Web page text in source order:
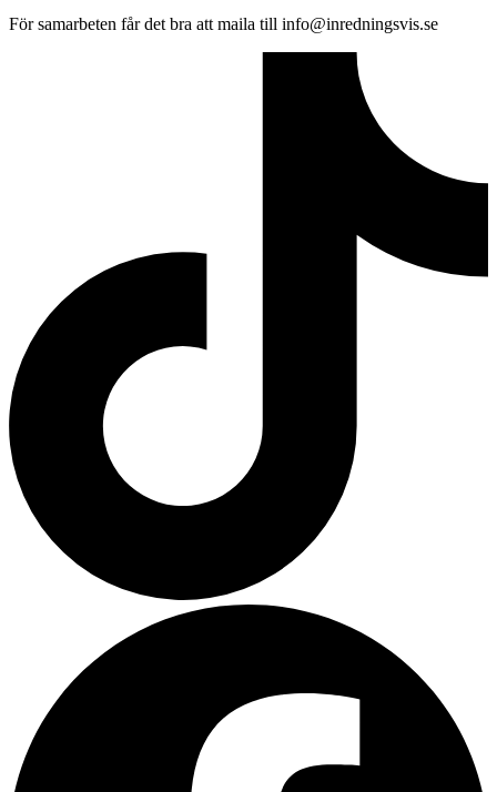
För samarbeten får det bra att maila till info@inredningsvis.se